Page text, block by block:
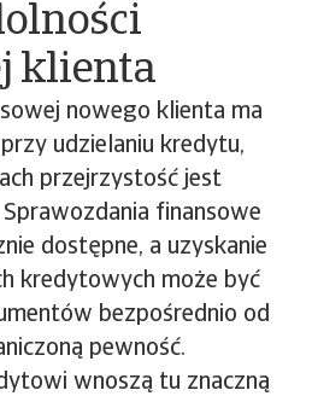
klienta
nowego klienta ma
udzielaniu kredytu,
przejrzystość jest
finansowe
dostępne, a uzyskanie
kredytowych może być
bezpośrednio od
pewność.
wnoszą tu znaczną